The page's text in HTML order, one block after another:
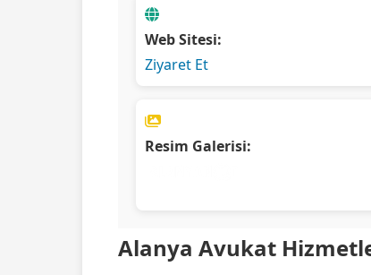
Web Sitesi:
Ziyaret Et
Resim Galerisi:
Alanya Avukat